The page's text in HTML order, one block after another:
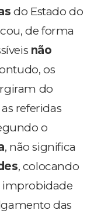
do Estado do
de forma
não
os
do
as referidas
o
, não significa
, colocando
improbidade
das